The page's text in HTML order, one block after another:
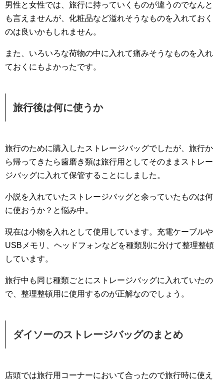
男性と女性では、旅行に持っていくものが違うのでなんと
も言えませんが、化粧品など溢れそうなものを入れておく
のは良いかもしれません。
また、いろいろな荷物の中に入れて痛みそうなものを入れ
ておくにもよかったです。
旅行後は何に使うか
旅行のために購入したストレージバッグでしたが、旅行か
ら帰ってきたら歯磨き類は旅行用としてそのままストレー
ジバッグに入れて保管することにしました。
小説を入れていたストレージバッグと余っていたものは何
に使おうか？と悩み中。
現在は小物を入れとして使用しています。充電ケーブルや
USBメモリ、ヘッドフォンなどを種類別に分けて整理整頓
しています。
旅行中も同じ種類ごとにストレージバッグに入れていたの
で、整理整頓用に使用するのが正解なのでしょう。
ダイソーのストレージバッグのまとめ
店頭では旅行用コーナーにおいて合ったので旅行時に使え